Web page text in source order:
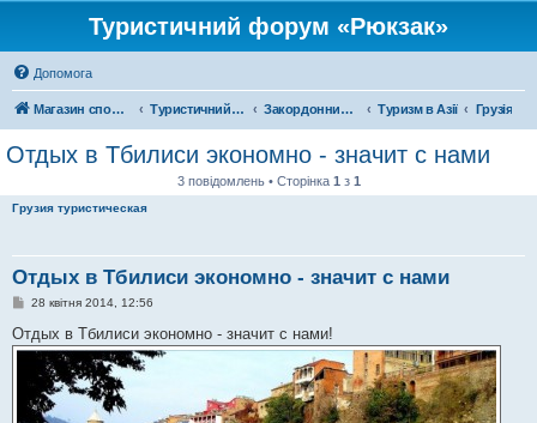
Туристичний форум «Рюкзак»
Допомога
Магазин спорядження Туристичний форум «Рюкзак» Закордонний туризм Туризм в Азії Грузія
Отдых в Тбилиси экономно - значит с нами
3 повідомлень • Сторінка 1 з 1
Грузия туристическая
Отдых в Тбилиси экономно - значит с нами
П
в
і
л
28 квітня 2014, 12:56
Отдых в Тбилиси экономно - значит с нами!